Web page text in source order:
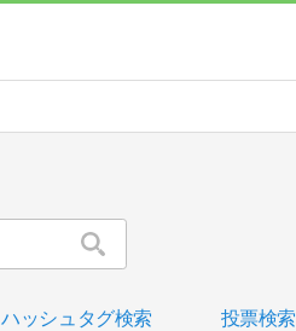
ハッシュタグ検索 投票検索